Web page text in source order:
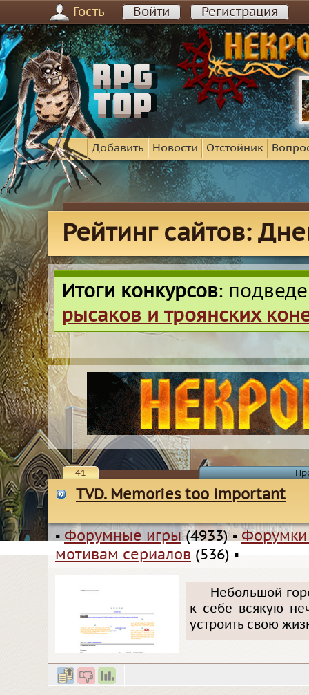
Гость Войти Регистрация
Добавить Новости Отстойник
Рейтинг сайтов:
Итоги конкурсов:
рысаков и троянских
41
TVD. Memories too important
▪Форумные игры(4933)▪
мотивам сериалов (536) ▪
Небольшой
к себе всякую
устроить свою